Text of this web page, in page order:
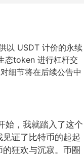
以 USDT 计价的永续
态token 进行杠杆交
细节将在后续公告中
始，我就踏入了这个
证了比特币的起起
狂欢与沉寂。币圈